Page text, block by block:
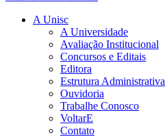
A Unisc
A Universidade
Avaliação Institucional
Concursos e Editais
Editora
Estrutura Administrativa
Ouvidoria
Trabalhe Conosco
VoltarE
Contato